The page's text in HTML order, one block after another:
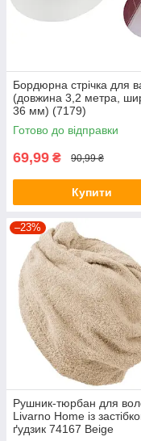
Бордюрна стрічка для
(довжина 3,2 метра,
36 мм) (7179)
Готово до відправки
69,99 ₴ 90,99 ₴
Купити
–23%
Рушник-тюрбан для
Livarno Home із
ґудзик 74167 Beige